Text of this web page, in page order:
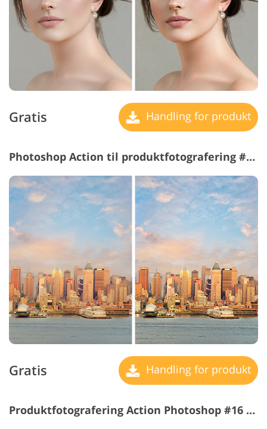
Gratis Handling for produkt
Photoshop Action til produktfotografering #15 "City View"
Gratis Handling for produkt
Produktfotografering Action Photoshop #16 "Tranquility"